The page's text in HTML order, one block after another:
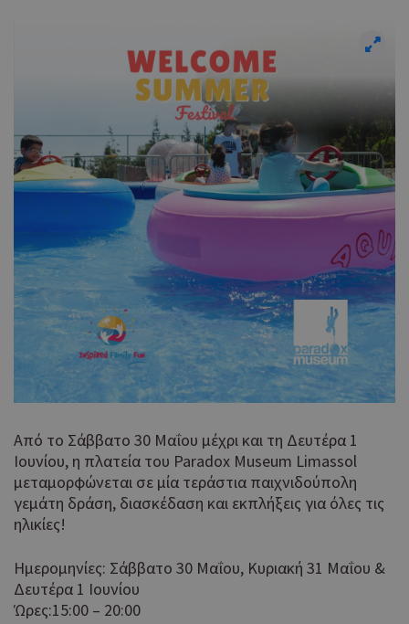
Από το Σάββατο 30 Μαΐου μέχρι και τη Δευτέρα 1
Ιουνίου, η πλατεία του Paradox Museum Limassol
μεταμορφώνεται σε μία τεράστια παιχνιδούπολη
γεμάτη δράση, διασκέδαση και εκπλήξεις για όλες τις
ηλικίες!
Ημερομηνίες: Σάββατο 30 Μαΐου, Κυριακή 31 Μαΐου &
Δευτέρα 1 Ιουνίου
Ώρες:15:00 – 20:00